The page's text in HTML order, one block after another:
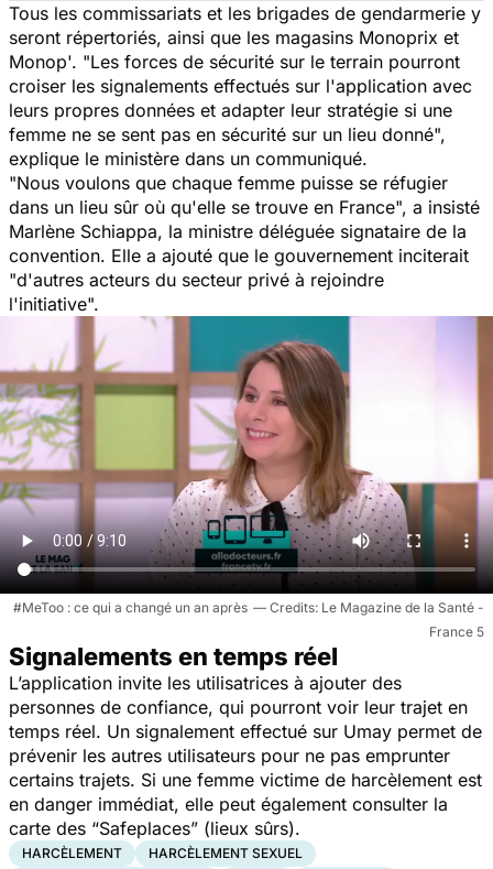
Tous les commissariats et les brigades de gendarmerie y
seront répertoriés, ainsi que les magasins Monoprix et
Monop'. "Les forces de sécurité sur le terrain pourront
croiser les signalements effectués sur l'application avec
leurs propres données et adapter leur stratégie si une
femme ne se sent pas en sécurité sur un lieu donné",
explique le ministère dans un communiqué.
"Nous voulons que chaque femme puisse se réfugier
dans un lieu sûr où qu'elle se trouve en France", a insisté
Marlène Schiappa, la ministre déléguée signataire de la
convention. Elle a ajouté que le gouvernement inciterait
"d'autres acteurs du secteur privé à rejoindre
l'initiative".
#MeToo : ce qui a changé un an après
Le Magazine de la Santé -
France 5
Signalements en temps réel
L’application invite les utilisatrices à ajouter des
personnes de confiance, qui pourront voir leur trajet en
temps réel. Un signalement effectué sur Umay permet de
prévenir les autres utilisateurs pour ne pas emprunter
certains trajets. Si une femme victime de harcèlement est
en danger immédiat, elle peut également consulter la
carte des “Safeplaces” (lieux sûrs).
HARCÈLEMENT
HARCÈLEMENT SEXUEL